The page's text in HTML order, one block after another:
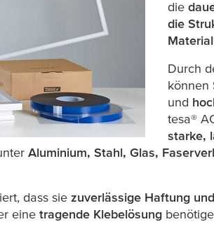
die
die
Durch
können
und
tesa®
starke,
Aluminium, Stahl, Glas,
dass sie zuverlässige Haftung
eine tragende Klebelösung